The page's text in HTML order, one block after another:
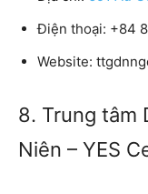
Điện thoại: +84
Website:
8. Trung tâm
Niên – YES